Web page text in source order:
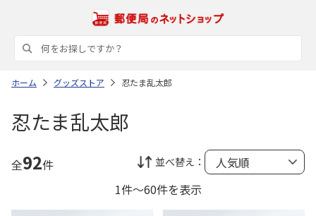
ホーム グッズストア 忍たま乱太郎
忍たま乱太郎
全92件 並べ替え：
1件～60件を表示